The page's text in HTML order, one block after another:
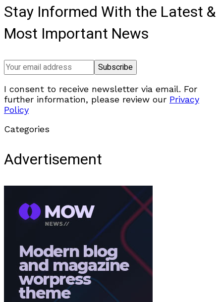
Stay Informed With the Latest &
Most Important News
I consent to receive newsletter via email. For
further information, please review our Privacy
Policy
Categories
Advertisement